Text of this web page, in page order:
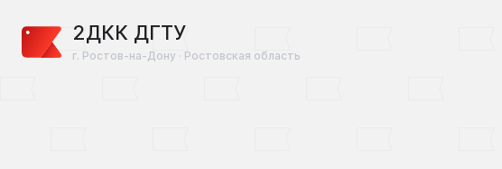
2ДКК ДГТУ
г. Ростов-на-Дону · Ростовская область